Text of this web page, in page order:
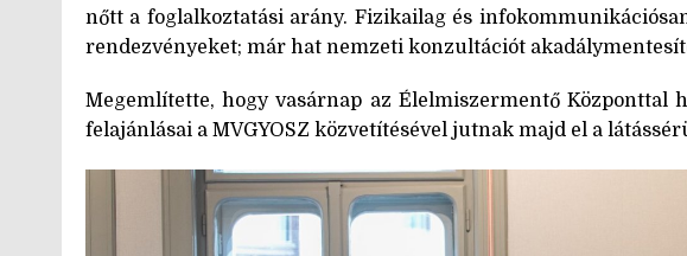
nőtt a foglalkoztatási arány. Fizikailag és
rendezvényeket; már hat nemzeti konzultációt
Megemlítette, hogy vasárnap az Élelmiszermentő Központtal
felajánlásai a MVGYOSZ közvetítésével jutnak majd el a